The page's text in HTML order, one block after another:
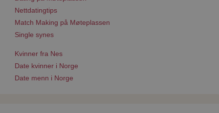
Nettdatingtips
Match Making på Møteplassen
Single synes
Kvinner fra Nes
Date kvinner i Norge
Date menn i Norge